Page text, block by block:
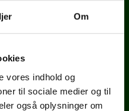
Om
vores indhold og
til sociale medier og til
også oplysninger om